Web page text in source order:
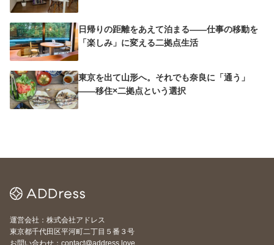
日帰りの距離をあえて泊まる——仕事の移動を
「楽しみ」に変える二拠点生活
東京を出て山形へ。それでも奈良に「通う」
——移住×二拠点という選択
運営会社：株式会社アドレス
東京都千代田区平河町二丁目５番３号